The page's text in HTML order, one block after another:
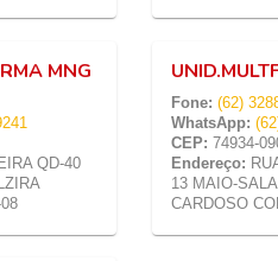
MNG
QD-40
Fone: (62)
WhatsApp:
CEP: 74934-
Endereço:
13 MAIO-
CARDOSO